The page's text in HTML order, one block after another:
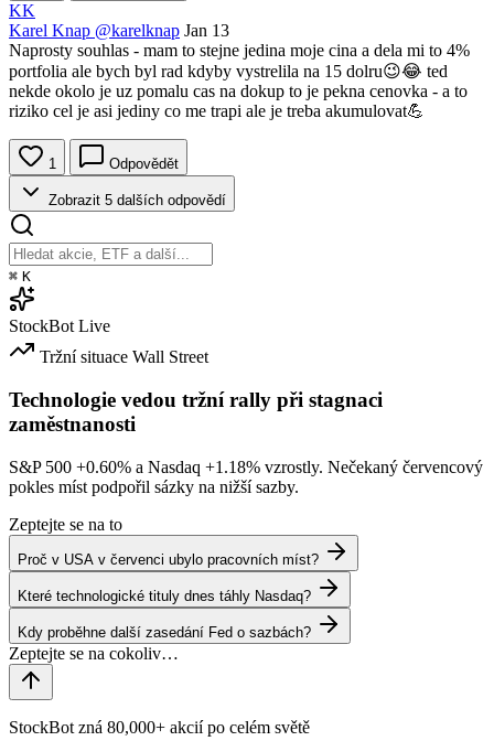
KK
Karel Knap @karelknap Jan 13
Naprosty souhlas - mam to stejne jedina moje cina a dela mi to 4%
portfolia ale bych byl rad kdyby vystrelila na 15 dolru😉😂 ted
nekde okolo je uz pomalu cas na dokup to je pekna cenovka - a to
riziko cel je asi jediny co me trapi ale je treba akumulovat💪
1 Odpovědět
Zobrazit 5 dalších odpovědí
⌘ K
StockBot Live
Tržní situace Wall Street
Technologie vedou tržní rally při stagnaci
zaměstnanosti
S&P 500 +0.60% a Nasdaq +1.18% vzrostly. Nečekaný červencový
pokles míst podpořil sázky na nižší sazby.
Zeptejte se na to
Proč v USA v červenci ubylo pracovních míst?
Které technologické tituly dnes táhly Nasdaq?
Kdy proběhne další zasedání Fed o sazbách?
StockBot zná 80,000+ akcií po celém světě